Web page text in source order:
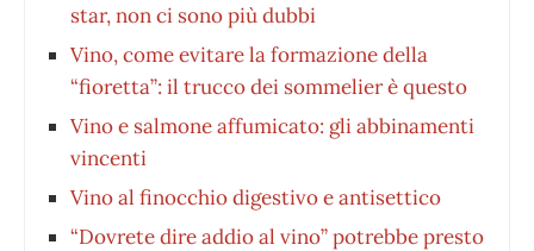
star, non ci sono più dubbi
Vino, come evitare la formazione della
“fioretta”: il trucco dei sommelier è questo
Vino e salmone affumicato: gli abbinamenti
vincenti
Vino al finocchio digestivo e antisettico
“Dovrete dire addio al vino” potrebbe presto